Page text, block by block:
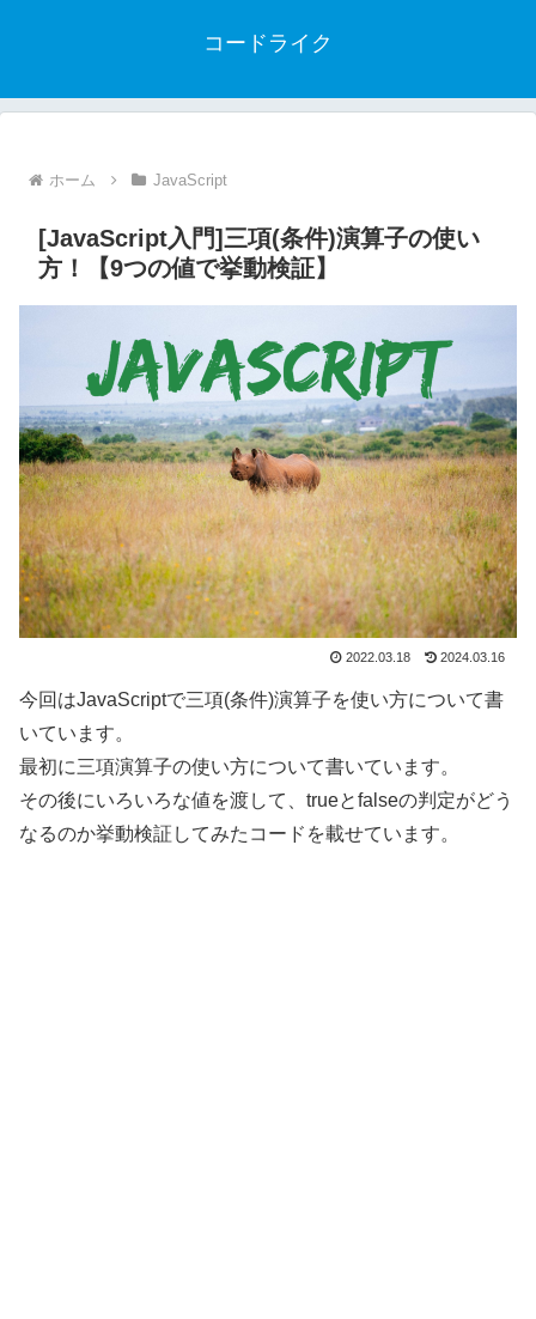
コードライク
ホーム JavaScript
[JavaScript入門]三項(条件)演算子の使い
方！【9つの値で挙動検証】
2022.03.18 2024.03.16
今回はJavaScriptで三項(条件)演算子を使い方について書
いています。
最初に三項演算子の使い方について書いています。
その後にいろいろな値を渡して、trueとfalseの判定がどう
なるのか挙動検証してみたコードを載せています。